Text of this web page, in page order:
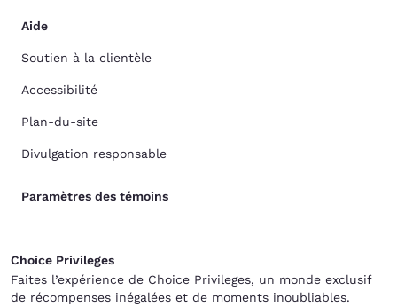
Aide
Soutien à la clientèle
Accessibilité
Plan-du-site
Divulgation responsable
Paramètres des témoins
Choice Privileges
Faites l’expérience de Choice Privileges, un monde exclusif
de récompenses inégalées et de moments inoubliables.